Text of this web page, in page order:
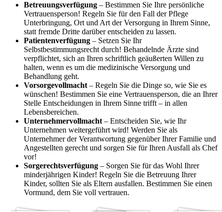
Betreuungsverfügung – Bestimmen Sie Ihre persönliche
Vertrauensperson! Regeln Sie für den Fall der Pflege
Unterbringung, Ort und Art der Versorgung in Ihrem Sinne,
statt fremde Dritte darüber entscheiden zu lassen.
Patientenverfügung – Setzen Sie Ihr
Selbstbestimmungsrecht durch! Behandelnde Ärzte sind
verpflichtet, sich an Ihren schriftlich geäußerten Willen zu
halten, wenn es um die medizinische Versorgung und
Behandlung geht.
Vorsorgevollmacht – Regeln Sie die Dinge so, wie Sie es
wünschen! Bestimmen Sie eine Vertrauensperson, die an Ihrer
Stelle Entscheidungen in Ihrem Sinne trifft – in allen
Lebensbereichen.
Unternehmervollmacht – Entscheiden Sie, wie Ihr
Unternehmen weitergeführt wird! Werden Sie als
Unternehmer der Verantwortung gegenüber Ihrer Familie und
Angestellten gerecht und sorgen Sie für Ihren Ausfall als Chef
vor!
Sorgerechtsverfügung – Sorgen Sie für das Wohl Ihrer
minderjährigen Kinder! Regeln Sie die Betreuung Ihrer
Kinder, sollten Sie als Eltern ausfallen. Bestimmen Sie einen
Vormund, dem Sie voll vertrauen.